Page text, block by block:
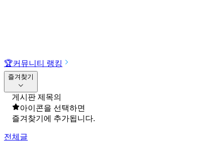
🏆커뮤니티 랭킹
즐겨찾기
게시판 제목의
아이콘을 선택하면
즐겨찾기에 추가됩니다.
전체글